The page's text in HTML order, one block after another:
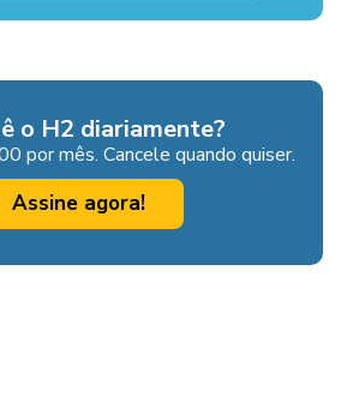
o H2 diariamente?
por mês. Cancele quando quiser.
Assine agora!